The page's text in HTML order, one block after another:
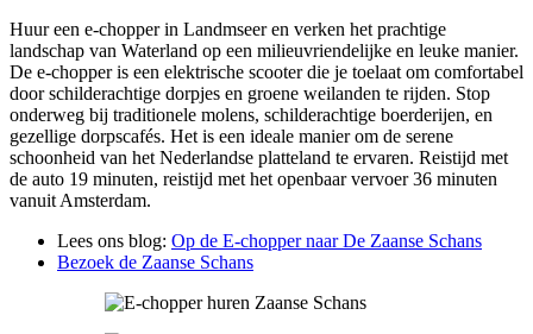
Huur een e-chopper in Landmseer en verken het prachtige
landschap van Waterland op een milieuvriendelijke en leuke manier.
De e-chopper is een elektrische scooter die je toelaat om comfortabel
door schilderachtige dorpjes en groene weilanden te rijden. Stop
onderweg bij traditionele molens, schilderachtige boerderijen, en
gezellige dorpscafés. Het is een ideale manier om de serene
schoonheid van het Nederlandse platteland te ervaren. Reistijd met
de auto 19 minuten, reistijd met het openbaar vervoer 36 minuten
vanuit Amsterdam.
Lees ons blog: Op de E-chopper naar De Zaanse Schans
Bezoek de Zaanse Schans